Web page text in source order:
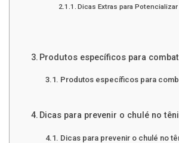
Dicas Extras para
Produtos específicos para
Produtos específicos para
Dicas para prevenir o chulé no
Dicas para prevenir o chulé no